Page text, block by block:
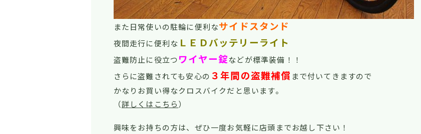
また日常使いの駐輪に便利なサイドスタンド
夜間走行に便利な ＬＥＤバッテリーライト
盗難防止に役立つ ワイヤー錠などが標準装備！！
さらに盗難されても安心の ３年間の盗難補償 まで付いてきますので
かなりお買い得なクロスバイクだと思います。
（詳しくはこちら ）
興味をお持ちの方は、ぜひ一度お気軽に店頭までお越し下さい！